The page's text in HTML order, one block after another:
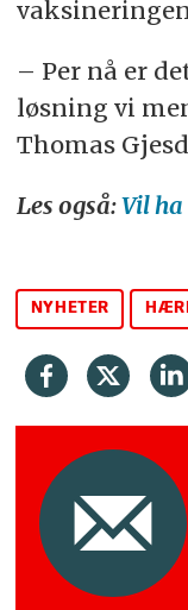
– Per nå er
løsning vi
Thomas
Les også:Vil
NYHETER